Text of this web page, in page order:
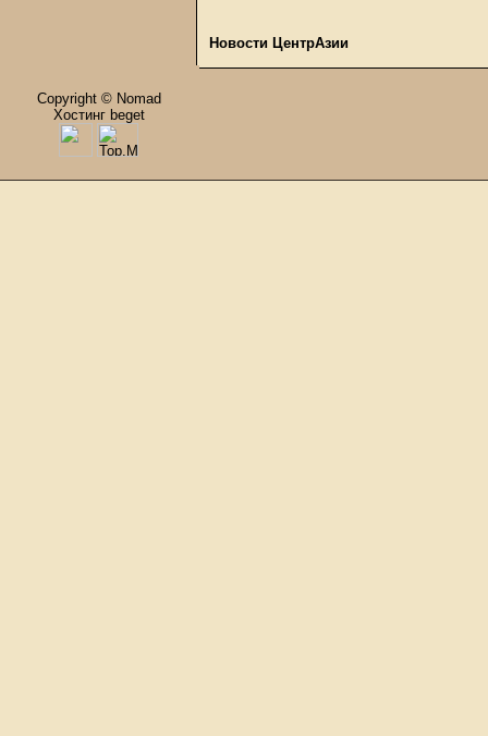
Новости ЦентрАзии
Copyright © Nomad
Хостинг beget